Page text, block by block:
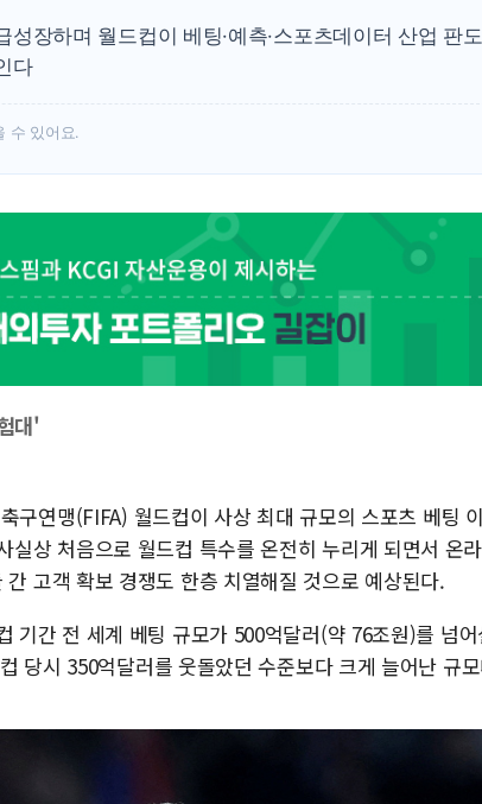
성장하며 월드컵이 베팅·예측·스포츠데이터 산업 판
다
수 있어요.
대'
구연맹(FIFA) 월드컵이 사상 최대 규모의 스포츠 베팅
실상 처음으로 월드컵 특수를 온전히 누리게 되면서 온
고객 확보 경쟁도 한층 치열해질 것으로 예상된다.
기간 전 세계 베팅 규모가 500억달러(약 76조원)를 넘
당시 350억달러를 웃돌았던 수준보다 크게 늘어난 규